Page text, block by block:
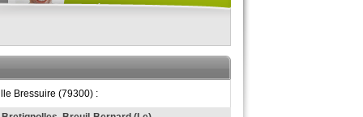
Déposer gratuitementune
ACCÈS REPRENEUR
Bressuire (79300) :